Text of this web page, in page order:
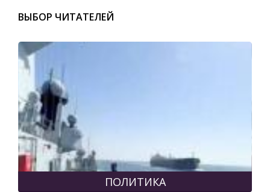
ВЫБОР ЧИТАТЕЛЕЙ
ПОЛИТИКА